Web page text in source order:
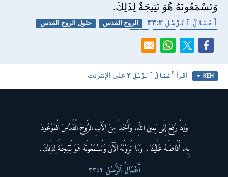
وَتَسْمَعُونَهُ هُوَ نَتِيجَةٌ لِذَلِكَ.
أَعْمَالُ ٱلرُّسُلِ ٢:‏٣٣ الروح القدس
حلول الروح القدس
KEH اقرأ أَعْمَالُ ٱلرُّسُلِ ٢ على الإنترنت